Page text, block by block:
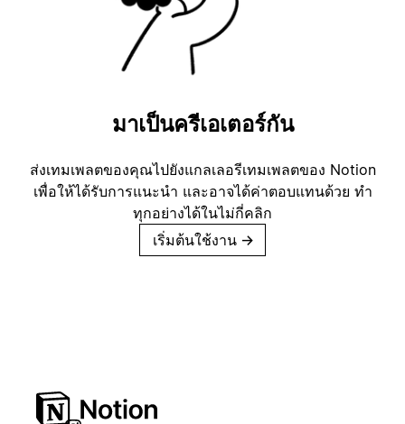
มาเป็นครีเอเตอร์กัน
ส่งเทมเพลตของคุณไปยังแกลเลอรีเทมเพลตของ Notion
เพื่อให้ได้รับการแนะนำ และอาจได้ค่าตอบแทนด้วย ทำ
ทุกอย่างได้ในไม่กี่คลิก
เริ่มต้นใช้งาน →